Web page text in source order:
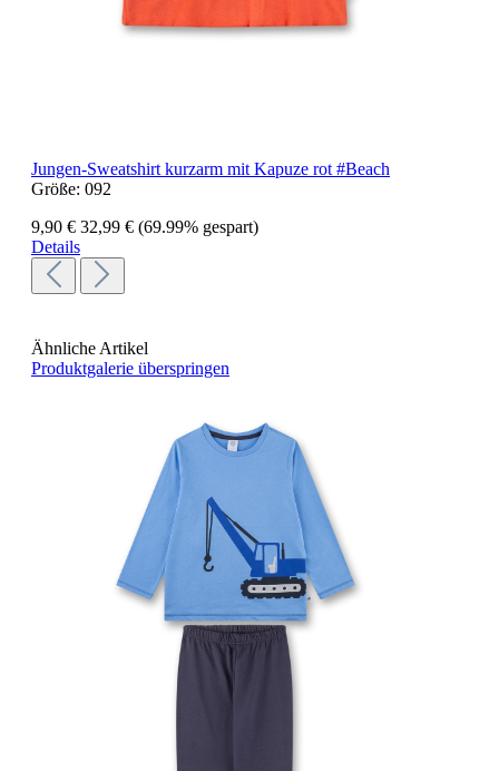
Jungen-Sweatshirt kurzarm mit Kapuze rot #Beach
Größe: 092
9,90 € 32,99 € (69.99% gespart)
Details
Ähnliche Artikel
Produktgalerie überspringen